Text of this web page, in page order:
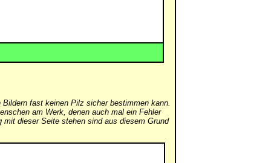
fast keinen Pilz sicher bestimmen kann.
am Werk, denen auch mal ein Fehler
dieser Seite stehen sind aus diesem Grund